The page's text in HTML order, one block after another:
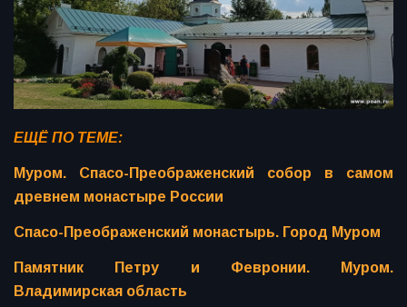
ЕЩЁ ПО ТЕМЕ:
Муром. Спасо-Преображенский собор в самом
древнем монастыре России
Спасо-Преображенский монастырь. Город Муром
Памятник Петру и Февронии. Муром.
Владимирская область